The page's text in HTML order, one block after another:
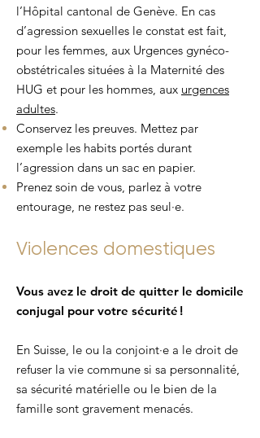
l’Hôpital cantonal de Genève. En cas
d’agression sexuelles le constat est fait,
pour les femmes, aux Urgences gynéco-
obstétricales situées à la Maternité des
HUG et pour les hommes, aux urgences
adultes.
Conservez les preuves. Mettez par
exemple les habits portés durant
l’agression dans un sac en papier.
Prenez soin de vous, parlez à votre
entourage, ne restez pas seul·e.
Violences domestiques
Vous avez le droit de quitter le domicile
conjugal pour votre sécurité !
En Suisse, le ou la conjoint·e a le droit de
refuser la vie commune si sa personnalité,
sa sécurité matérielle ou le bien de la
famille sont gravement menacés.